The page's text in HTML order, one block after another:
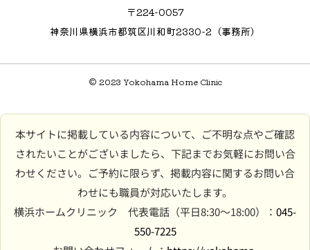
〒224-0057
神奈川県横浜市都筑区川和町2330-2（事務所）
© 2023 Yokohama Home Clinic
本サイトに掲載している内容について、ご不明な点やご確認
されたいことがございましたら、下記までお気軽にお問い合
わせください。ご予約に限らず、掲載内容に関するお問い合
わせにも職員が対応いたします。
横浜ホームクリニック 代表電話（平日8:30〜18:00）： 045-
550-7225